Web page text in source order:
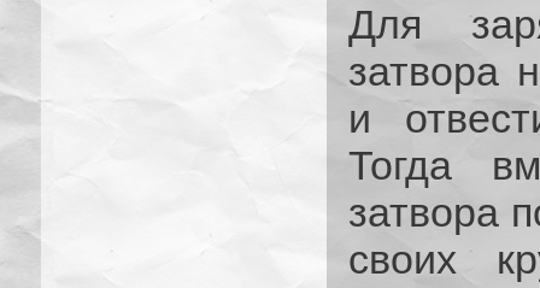
Для
затвора
и
Тогда
затвора
своих